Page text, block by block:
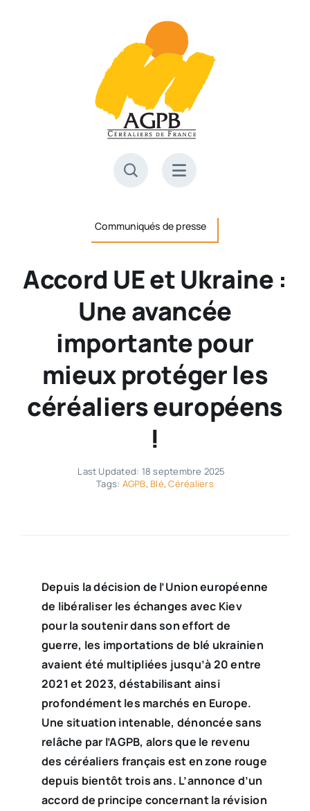
Communiqués de presse
Accord UE et Ukraine :
Une avancée
importante pour
mieux protéger les
céréaliers européens
!
Last Updated: 18 septembre 2025
Tags: AGPB, Blé,Céréaliers
Depuis la décision de l’Union européenne
de libéraliser les échanges avec Kiev
pour la soutenir dans son effort de
guerre, les importations de blé ukrainien
avaient été multipliées jusqu’à 20 entre
2021 et 2023, déstabilisant ainsi
profondément les marchés en Europe.
Une situation intenable, dénoncée sans
relâche par l’AGPB, alors que le revenu
des céréaliers français est en zone rouge
depuis bientôt trois ans. L’annonce d’un
accord de principe concernant la révision